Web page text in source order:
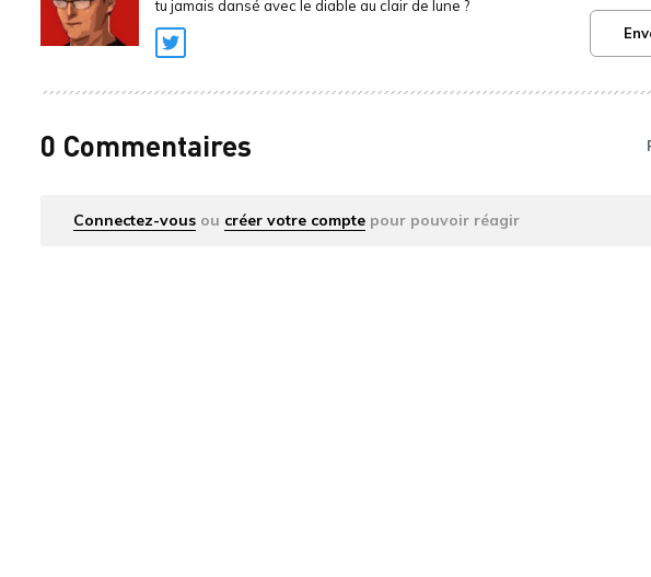
tu jamais dansé avec le diable au clair de lune ?
Twitter
0 Commentaires
Connectez-vous ou créer votre compte pour pouvoir réagir